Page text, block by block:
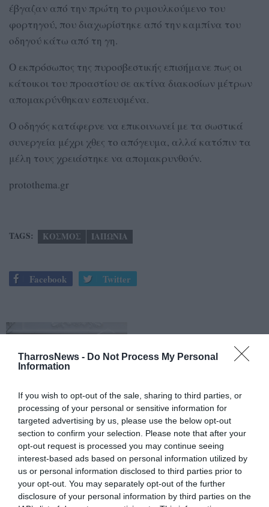
TharrosNews - Do Not Process My Personal
Information
If you wish to opt-out of the sale, sharing to third parties, or
processing of your personal or sensitive information for
targeted advertising by us, please use the below opt-out
section to confirm your selection. Please note that after your
opt-out request is processed you may continue seeing
interest-based ads based on personal information utilized by
us or personal information disclosed to third parties prior to
your opt-out. You may separately opt-out of the further
disclosure of your personal information by third parties on the
έβγαζαν από την πρώτη το ρυμουλκούμενο του
φορτηγού, που διαχωρίστηκε από την καμπίνα του
οδηγού κάτω από τη γη.
Ο εκπρόσωπος της πυροσβεστικής επισήμανε πως οι
κάτοικοι του προαστίου σε ακτίνα διακοσίων μέτρων
απομακρύνθηκαν εσπευσμένα.
Ο οδηγός κατάφερνε να επικοινωνεί με τα σωστικά
συνεργεία μέχρι χθες το απόγευμα, αλλά κατόπιν τα
μέλη τους χρειάστηκε να απομακρυνθούν.
protothema.gr
TAGS: ΚΟΣΜΟΣ ΙΑΠΩΝΙΑ
Facebook Twitter